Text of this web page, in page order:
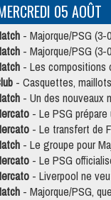
05 AOÛT
- Majorque/PSG (3-
- Majorque/PSG (3-
- Les compositions officielles de
- Casquettes, maillots de
- Un des nouveaux
- Le PSG
- Le transfert de Ferran
- Le groupe pour
- Le PSG
- Liverpool ne
- Majorque/PSG, quelle